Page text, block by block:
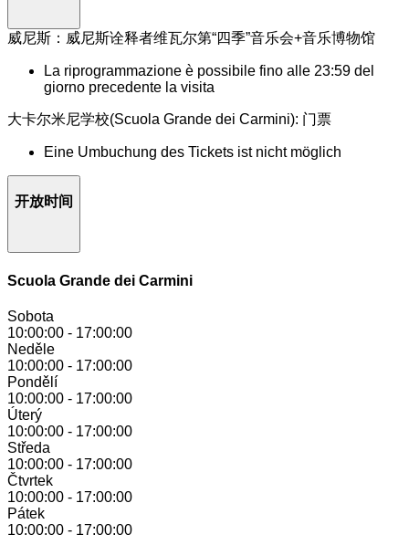
威尼斯：威尼斯诠释者维瓦尔第“四季”音乐会+音乐博物馆
La riprogrammazione è possibile fino alle 23:59 del
giorno precedente la visita
大卡尔米尼学校(Scuola Grande dei Carmini): 门票
Eine Umbuchung des Tickets ist nicht möglich
开放时间
Scuola Grande dei Carmini
Sobota
10:00:00 - 17:00:00
Neděle
10:00:00 - 17:00:00
Pondělí
10:00:00 - 17:00:00
Úterý
10:00:00 - 17:00:00
Středa
10:00:00 - 17:00:00
Čtvrtek
10:00:00 - 17:00:00
Pátek
10:00:00 - 17:00:00